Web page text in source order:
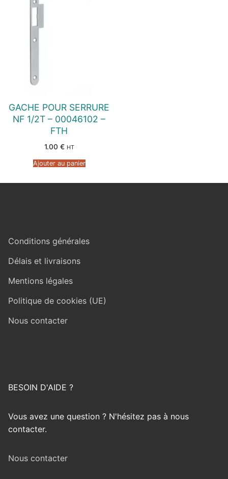
GACHE POUR SERRURE
NF 1/2T – 00046102 –
FTH
1.00 € HT
Ajouter au panier
Conditions générales
Délais et livraisons
Mentions légales
Politique de cookies (UE)
Nous contacter
BESOIN D'AIDE ?
Vous avez une question ? N'hésitez pas à nous
contacter.
Nous contacter